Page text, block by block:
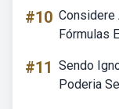
#10 Considere
Fórmulas
#11 Sendo
Poderia